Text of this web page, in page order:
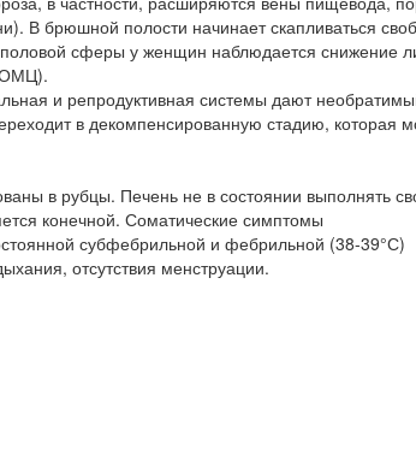
В брюшной полости начинает скапливаться
сферы у женщин наблюдается снижение
и репродуктивная системы дают
в декомпенсированную стадию, которая
в рубцы. Печень не в состоянии выполнять
конечной. Соматические симптомы
субфебрильной и фебрильной (38-39°С)
отсутствия менструации.